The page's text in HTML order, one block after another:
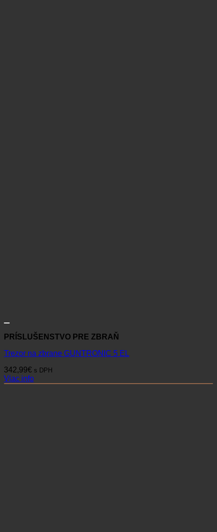
PRÍSLUŠENSTVO PRE ZBRAŇ
Trezor na zbrane GUNTRONIC 5 EL
342,99€ s DPH
Viac info